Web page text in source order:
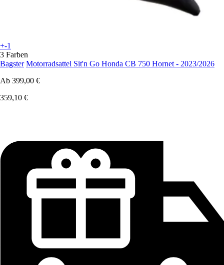
+-1
3 Farben
Bagster Motorradsattel Sit'n Go Honda CB 750 Hornet - 2023/2026
Ab 399,00 €
359,10 €